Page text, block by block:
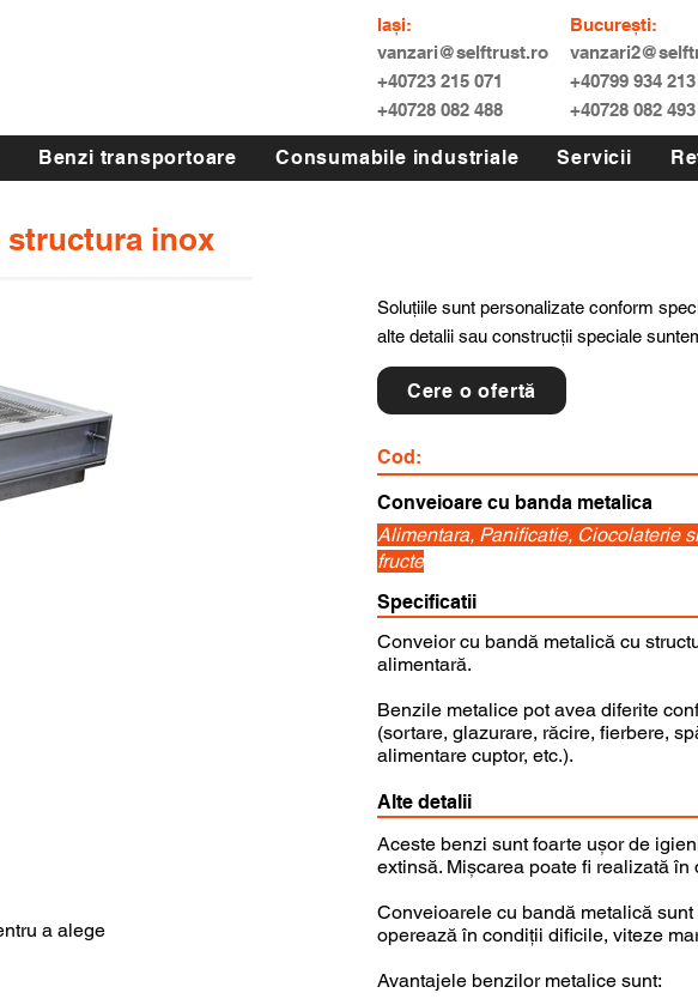
Iași:
vanzari@selftrust.ro
+40723 215 071
+40728 082 488
București:
+40799 934 213
+40728 082 493
Benzi transportoare Consumabile industriale Servicii
structura inox
a alege
Soluțiile sunt personalizate conform
alte detalii sau construcții speciale
Cere o ofertă
Cod:
Conveioare cu banda metalica
Alimentara, Panificatie, Ciocolaterie
fructe
Specificatii
Conveior cu bandă metalică cu
alimentară.
Benzile metalice pot avea diferite
(sortare, glazurare, răcire, fierbere,
alimentare cuptor, etc.).
Alte detalii
Aceste benzi sunt foarte ușor de
extinsă. Mișcarea poate fi realizată în
Conveioarele cu bandă metalică
operează în condiții dificile, viteze
Avantajele benzilor metalice sunt: